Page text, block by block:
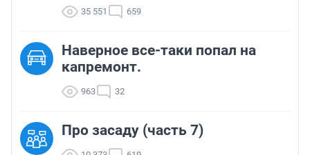
35 551 659
Наверное все-таки попал на
капремонт.
963 32
Про засаду (часть 7)